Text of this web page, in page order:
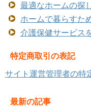
最適なホームの探
ホームで暮らすた
介護保健サービス
特定商取引の表記
サイト運営管理者の特
最新の記事